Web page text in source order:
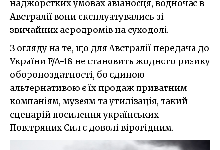
наджорстких умовах авіаносця, водночас в
Австралії вони експлуатувались зі
звичайних аеродромів на суходолі.
З огляду на те, що для Австралії передача до
України F/A-18 не становить жодного ризику
обороноздатності, бо єдиною
альтернативою є їх продаж приватним
компаніям, музеям та утилізація, такий
сценарій посилення українських
Повітряних Сил є доволі вірогідним.